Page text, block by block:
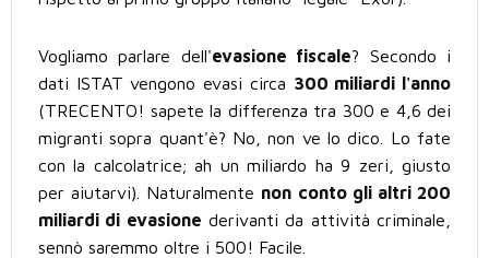
Vogliamo parlare dell'evasione fiscale? Secondo i
dati ISTAT vengono evasi circa 300 miliardi l'anno
(TRECENTO! sapete la differenza tra 300 e 4,6 dei
migranti sopra quant'è? No, non ve lo dico. Lo fate
con la calcolatrice; ah un miliardo ha 9 zeri, giusto
per aiutarvi). Naturalmente non conto gli altri 200
miliardi di evasione derivanti da attività criminale,
sennò saremmo oltre i 500! Facile.